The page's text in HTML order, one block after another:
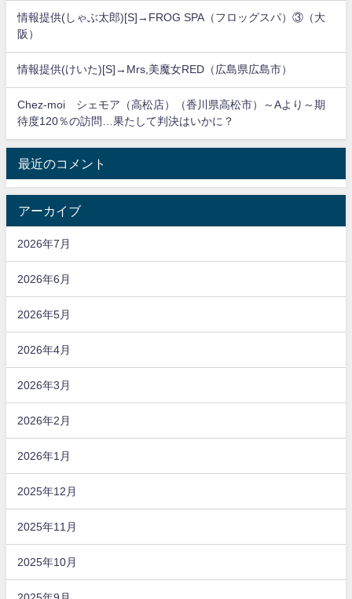
情報提供(しゃぶ太郎)[S]→FROG SPA（フロッグスパ）③（大
阪）
情報提供(けいた)[S]→Mrs,美魔女RED（広島県広島市）
Chez-moi シェモア（高松店）（香川県高松市）～Aより～期
待度120％の訪問…果たして判決はいかに？
最近のコメント
アーカイブ
2026年7月
2026年6月
2026年5月
2026年4月
2026年3月
2026年2月
2026年1月
2025年12月
2025年11月
2025年10月